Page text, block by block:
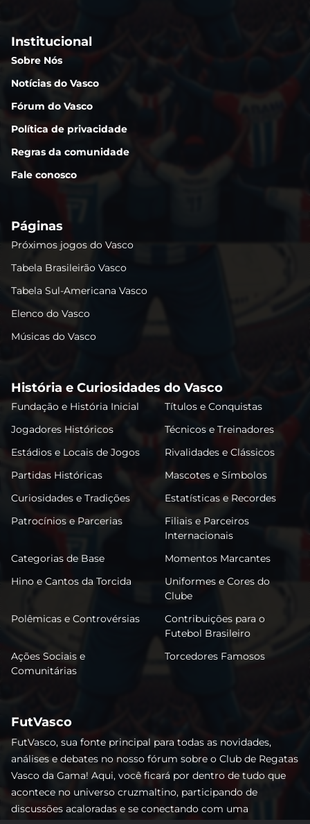
Institucional
Sobre Nós
Notícias do Vasco
Fórum do Vasco
Política de privacidade
Regras da comunidade
Fale conosco
Páginas
Próximos jogos do Vasco
Tabela Brasileirão Vasco
Tabela Sul-Americana Vasco
Elenco do Vasco
Músicas do Vasco
História e Curiosidades do Vasco
Fundação e História Inicial
Títulos e Conquistas
Jogadores Históricos
Técnicos e Treinadores
Estádios e Locais de Jogos
Rivalidades e Clássicos
Partidas Históricas
Mascotes e Símbolos
Curiosidades e Tradições
Estatísticas e Recordes
Patrocínios e Parcerias
Filiais e Parceiros
Internacionais
Categorias de Base
Momentos Marcantes
Hino e Cantos da Torcida
Uniformes e Cores do
Clube
Polêmicas e Controvérsias
Contribuições para o
Futebol Brasileiro
Ações Sociais e
Comunitárias
Torcedores Famosos
FutVasco
FutVasco, sua fonte principal para todas as novidades,
análises e debates no nosso fórum sobre o Club de Regatas
Vasco da Gama! Aqui, você ficará por dentro de tudo que
acontece no universo cruzmaltino, participando de
discussões acaloradas e se conectando com uma